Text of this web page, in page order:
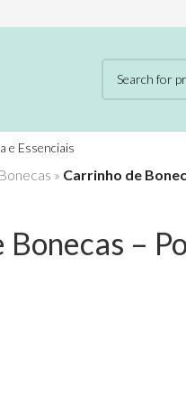
e Essenciais
Bonecas » Carrinho de
Bonecas –